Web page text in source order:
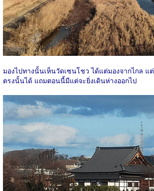
มองไปทางนั้นเห็นวัดเซนโชว ได้แต่มองจากไกล แ
ตรงนั้นได้ แถมตอนนี้มีแต่จะยิ่งเดินห่างออกไป